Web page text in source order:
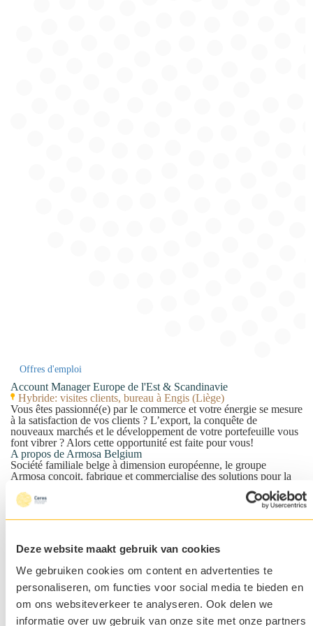
Deze website maakt gebruik van cookies
We gebruiken cookies om content en advertenties te
personaliseren, om functies voor social media te bieden en
om ons websiteverkeer te analyseren. Ook delen we
informatie over uw gebruik van onze site met onze partners
Offres d'emploi
Account Manager Europe de l'Est & Scandinavie
Hybride: visites clients, bureau à Engis (Liège)
Vous êtes passionné(e) par le commerce et votre énergie se mesure
à la satisfaction de vos clients ? L’export, la conquête de
nouveaux marchés et le développement de votre portefeuille vous
font vibrer ? Alors cette opportunité est faite pour vous!
A propos de Armosa Belgium
Société familiale belge à dimension européenne, le groupe
Armosa conçoit, fabrique et commercialise des solutions pour la
ainsi que des produits de soin et de protection pour les plantes et
les animaux. Depuis plus de 40 ans, l’entreprise allie innovation et
respect de l’équilibre naturel, pour le bien des animaux, des
s’adresse aux professionnels de l’élevage, ainsi qu’à d’autres
secteurs et aux particuliers. Présente dans toute l’Europe avec des
filiales en France, Belgique, Pays-Bas et Espagne, Armosa
continue de se développer et recherche un Account Manager pour
prendre en main les marchés de l’Europe de l’Est et de la
Scandinavie afin de soutenir sa croissance commerciale.
L’équipe
Vous intégrez une équipe jeune et engagée, passionnée par le